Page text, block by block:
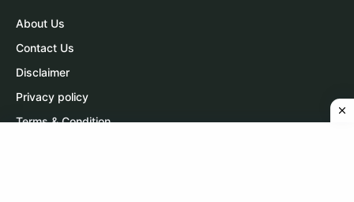
About Us
Contact Us
Disclaimer
Privacy policy
Terms & Condition